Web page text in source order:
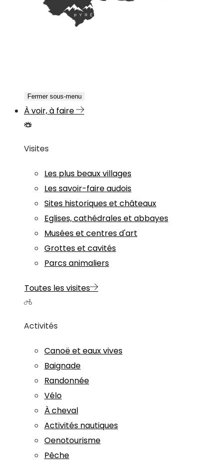
Fermer sous-menu
À voir, à faire
Visites
Les plus beaux villages
Les savoir-faire audois
Sites historiques et châteaux
Eglises, cathédrales et abbayes
Musées et centres d'art
Grottes et cavités
Parcs animaliers
Toutes les visites
Activités
Canoë et eaux vives
Baignade
Randonnée
Vélo
À cheval
Activités nautiques
Oenotourisme
Pêche